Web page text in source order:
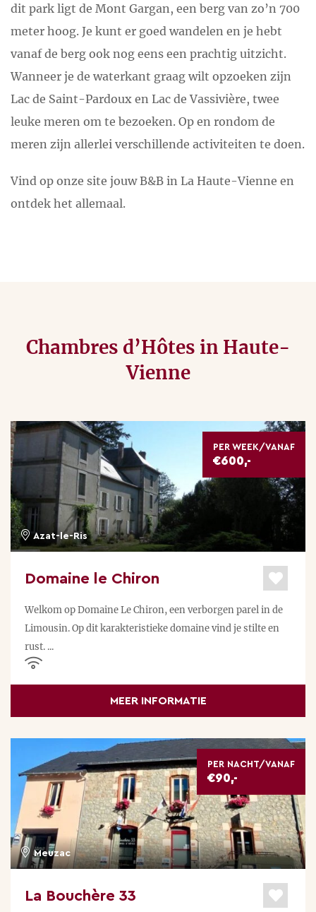
dit park ligt de Mont Gargan, een berg van zo’n 700
meter hoog. Je kunt er goed wandelen en je hebt
vanaf de berg ook nog eens een prachtig uitzicht.
Wanneer je de waterkant graag wilt opzoeken zijn
Lac de Saint-Pardoux en Lac de Vassivière, twee
leuke meren om te bezoeken. Op en rondom de
meren zijn allerlei verschillende activiteiten te doen.
Vind op onze site jouw B&B in La Haute-Vienne en
ontdek het allemaal.
Chambres d’Hôtes in Haute-
Vienne
PER WEEK/VANAF
€600,-
Azat-le-Ris
Domaine le Chiron
Welkom op Domaine Le Chiron, een verborgen parel in de
Limousin. Op dit karakteristieke domaine vind je stilte en
rust. ...
MEER INFORMATIE
PER NACHT/VANAF
€90,-
Meuzac
La Bouchère 33